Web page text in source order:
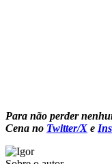
Para não perder
Cena no Twitter/X e